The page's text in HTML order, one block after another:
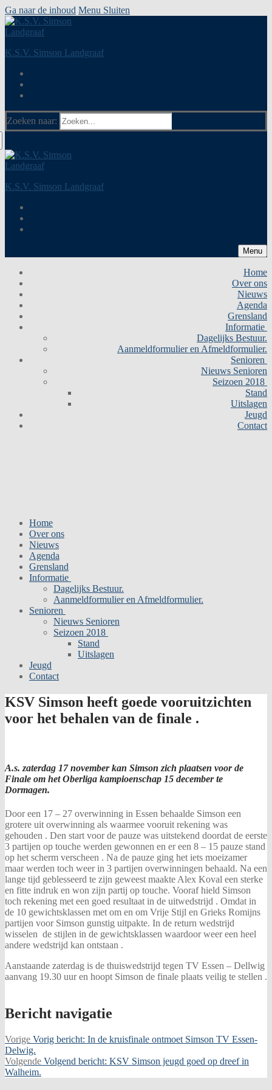
Ga naar de inhoud Menu Sluiten
K.S.V. Simson Landgraaf
Zoeken naar:
K.S.V. Simson Landgraaf
Menu
Home
Over ons
Nieuws
Agenda
Grensland
Informatie
Dagelijks Bestuur.
Aanmeldformulier en Afmeldformulier.
Senioren
Nieuws Senioren
Seizoen 2018
Stand
Uitslagen
Jeugd
Contact
Home
Over ons
Nieuws
Agenda
Grensland
Informatie
Dagelijks Bestuur.
Aanmeldformulier en Afmeldformulier.
Senioren
Nieuws Senioren
Seizoen 2018
Stand
Uitslagen
Jeugd
Contact
KSV Simson heeft goede vooruitzichten
voor het behalen van de finale .
A.s. zaterdag 17 november kan Simson zich plaatsen voor de
Finale om het Oberliga kampioenschap 15 december te
Dormagen.
Door een 17 – 27 overwinning in Essen behaalde Simson een
grotere uit overwinning als waarmee vooruit rekening was
gehouden . Den start voor de pauze was uitstekend doordat de eerste
3 partijen op touche werden gewonnen en er een 8 – 15 pauze stand
op het scherm verscheen . Na de pauze ging het iets moeizamer
maar werden toch weer in 3 partijen overwinningen behaald. Na een
lange tijd geblesseerd te zijn geweest maakte Alex Koval een sterke
en fitte indruk en won zijn partij op touche. Vooraf hield Simson
toch rekening met een goed resultaat in de uitwedstrijd . Omdat in
de 10 gewichtsklassen met om en om Vrije Stijl en Grieks Romijns
partijen voor Simson gunstig uitpakte. In de return wedstrijd
wisselen de stijlen in de gewichtsklassen waardoor weer een heel
andere wedstrijd kan ontstaan .
Aanstaande zaterdag is de thuiswedstrijd tegen TV Essen – Dellwig
aanvang 19.30 uur en hoopt Simson de finale plaats veilig te stellen .
Bericht navigatie
Vorige Vorig bericht: In de kruisfinale ontmoet Simson TV Essen-
Delwig.
Volgende Volgend bericht: KSV Simson jeugd goed op dreef in
Walheim.